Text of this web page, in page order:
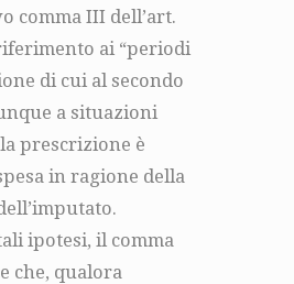
comma III dell’art.
ai “periodi
di cui al secondo
a situazioni
prescrizione è
in ragione della
ipotesi, il comma
che, qualora